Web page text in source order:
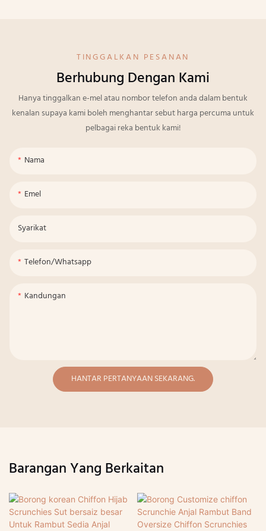
TINGGALKAN PESANAN
Berhubung Dengan Kami
Hanya tinggalkan e-mel atau nombor telefon anda dalam bentuk
kenalan supaya kami boleh menghantar sebut harga percuma untuk
pelbagai reka bentuk kami!
Nama
Emel
Syarikat
Telefon/whatsapp
Kandungan
HANTAR PERTANYAAN SEKARANG.
Barangan Yang Berkaitan